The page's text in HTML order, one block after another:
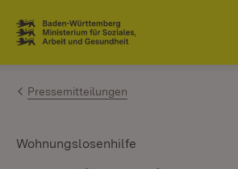
Zum Inhalt springen
Link zur Startseite
Pressemitteilungen
Wohnungslosenhilfe